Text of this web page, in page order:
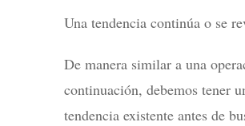
Una tendencia continúa o se
De manera similar a una
continuación, debemos tener
tendencia existente antes de